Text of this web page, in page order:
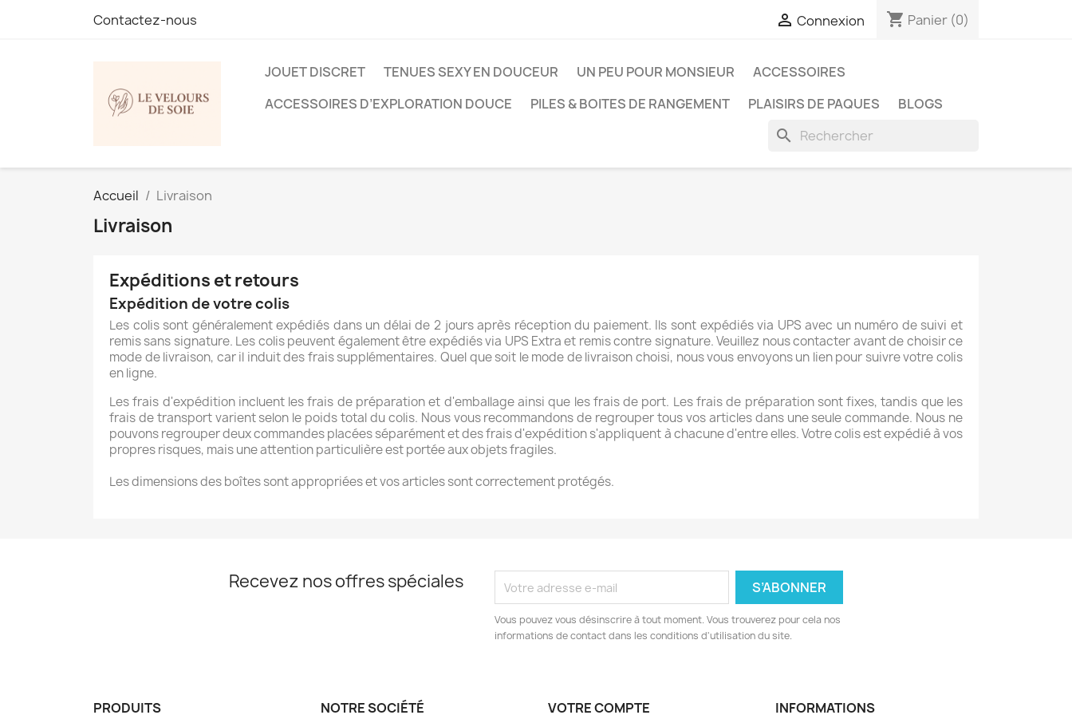
Contactez-nous  Connexion shopping_cart Panier (0)
JOUET DISCRET TENUES SEXY EN DOUCEUR UN PEU POUR MONSIEUR
ACCESSOIRES
ACCESSOIRES D’EXPLORATION DOUCE
PILES & BOITES DE RANGEMENT PLAISIRS DE PAQUES BLOGS
search
Accueil Livraison
Livraison
Expéditions et retours
Expédition de votre colis
Les colis sont généralement expédiés dans un délai de 2 jours après réception du paiement. Ils sont expédiés via UPS avec un numéro de suivi et
remis sans signature. Les colis peuvent également être expédiés via UPS Extra et remis contre signature. Veuillez nous contacter avant de choisir ce
mode de livraison, car il induit des frais supplémentaires. Quel que soit le mode de livraison choisi, nous vous envoyons un lien pour suivre votre colis
en ligne.
Les frais d'expédition incluent les frais de préparation et d'emballage ainsi que les frais de port. Les frais de préparation sont fixes, tandis que les
frais de transport varient selon le poids total du colis. Nous vous recommandons de regrouper tous vos articles dans une seule commande. Nous ne
pouvons regrouper deux commandes placées séparément et des frais d'expédition s'appliquent à chacune d'entre elles. Votre colis est expédié à vos
propres risques, mais une attention particulière est portée aux objets fragiles.
Les dimensions des boîtes sont appropriées et vos articles sont correctement protégés.
Recevez nos offres spéciales
Vous pouvez vous désinscrire à tout moment. Vous trouverez pour cela nos
informations de contact dans les conditions d'utilisation du site.
PRODUITS NOTRE SOCIÉTÉ VOTRE COMPTE INFORMATIONS